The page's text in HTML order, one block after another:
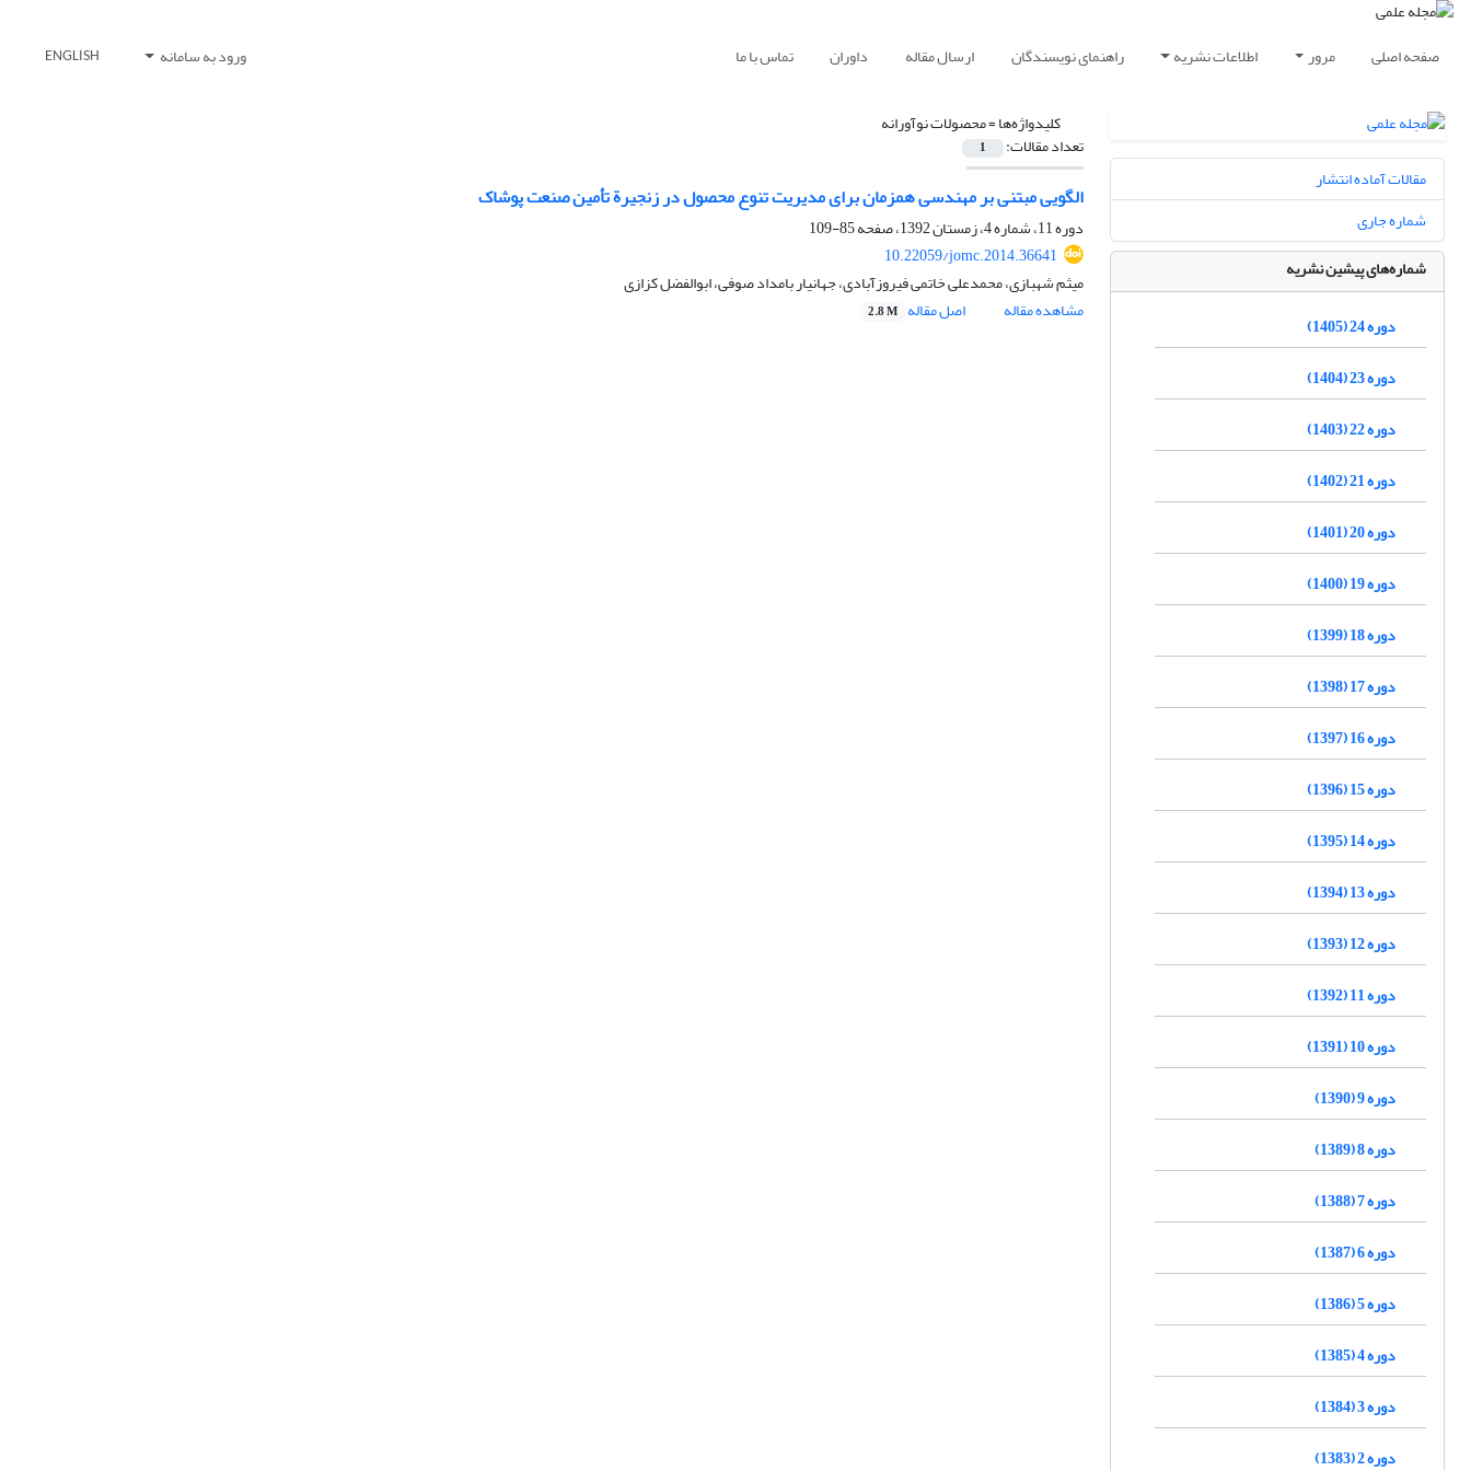
صفحه اصلی مرور اطلاعات نشریه راهنمای نویسندگان ارسال مقاله داوران تماس با ما ورود به سامانه ENGLISH
کلیدواژه‌ها =محصولات نوآورانه
تعداد مقالات: 1
الگویی مبتنی بر مهندسی همزمان برای مدیریت تنوع محصول در زنجیرة تأمین صنعت پوشاک
دوره 11، شماره 4، زمستان 1392، صفحه
85-109
10.22059/jomc.2014.36641
میثم شهبازی، محمدعلی خاتمی فیروزآبادی، جهانیار بامداد صوفی، ابوالفضل کزازی
مشاهده مقاله
اصل مقاله 2.8 M
مقالات آماده انتشار
شماره جاری
شماره‌های پیشین نشریه
دوره 24 (1405)
دوره 23 (1404)
دوره 22 (1403)
دوره 21 (1402)
دوره 20 (1401)
دوره 19 (1400)
دوره 18 (1399)
دوره 17 (1398)
دوره 16 (1397)
دوره 15 (1396)
دوره 14 (1395)
دوره 13 (1394)
دوره 12 (1393)
دوره 11 (1392)
دوره 10 (1391)
دوره 9 (1390)
دوره 8 (1389)
دوره 7 (1388)
دوره 6 (1387)
دوره 5 (1386)
دوره 4 (1385)
دوره 3 (1384)
دوره 2 (1383)